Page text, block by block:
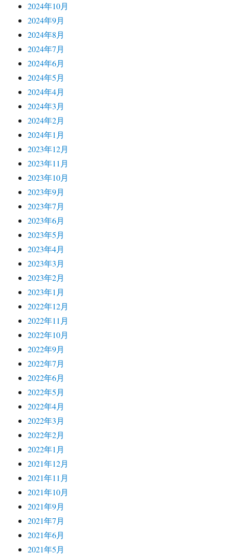
2024年10月
2024年9月
2024年8月
2024年7月
2024年6月
2024年5月
2024年4月
2024年3月
2024年2月
2024年1月
2023年12月
2023年11月
2023年10月
2023年9月
2023年7月
2023年6月
2023年5月
2023年4月
2023年3月
2023年2月
2023年1月
2022年12月
2022年11月
2022年10月
2022年9月
2022年7月
2022年6月
2022年5月
2022年4月
2022年3月
2022年2月
2022年1月
2021年12月
2021年11月
2021年10月
2021年9月
2021年7月
2021年6月
2021年5月